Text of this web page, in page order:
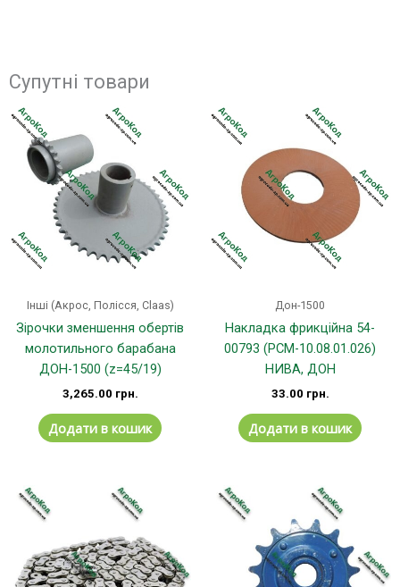
Супутні товари
Інші (Акрос, Полісся, Claas)
Зірочки зменшення обертів
молотильного барабана
ДОН-1500 (z=45/19)
3,265.00 грн.
Додати в кошик
Дон-1500
Накладка фрикційна 54-
00793 (РСМ-10.08.01.026)
НИВА, ДОН
33.00 грн.
Додати в кошик
кілька
варіантів.